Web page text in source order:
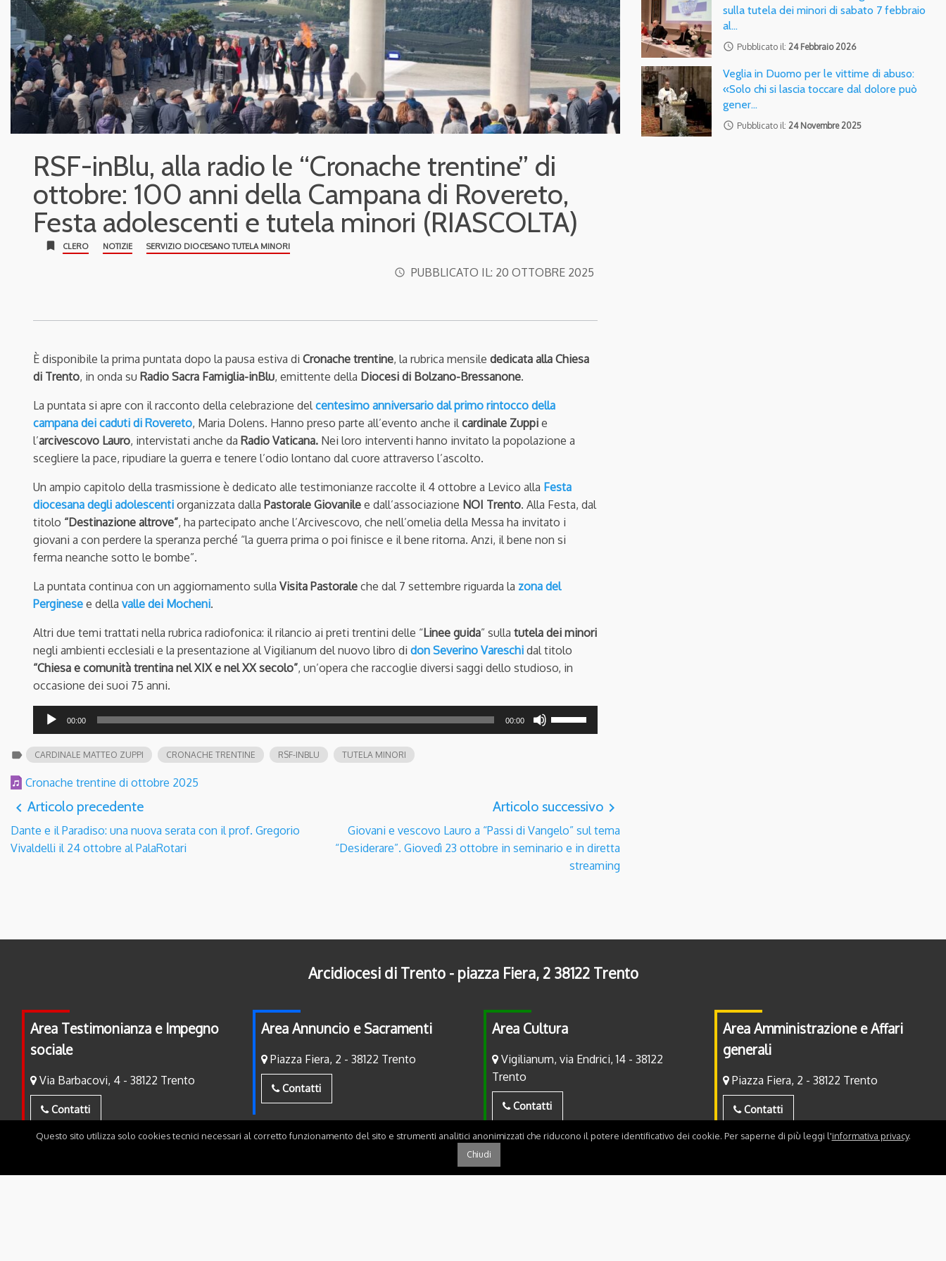
RSF-inBlu, alla radio le “Cronache trentine” di
ottobre: 100 anni della Campana di Rovereto,
Festa adolescenti e tutela minori (RIASCOLTA)
bookmark CLERO NOTIZIE SERVIZIO DIOCESANO TUTELA MINORI
access_time PUBBLICATO IL: 20 OTTOBRE 2025
È disponibile la prima puntata dopo la pausa estiva di Cronache trentine, la rubrica mensile dedicata alla Chiesa
di Trento, in onda su Radio Sacra Famiglia-inBlu, emittente della Diocesi di Bolzano-Bressanone.
La puntata si apre con il racconto della celebrazione delcentesimo anniversario dal primo rintocco della
campana dei caduti di Rovereto, Maria Dolens. Hanno preso parte all’evento anche ilcardinale Zuppi e
l’arcivescovo Lauro, intervistati anche da Radio Vaticana. Nei loro interventi hanno invitato la popolazione a
scegliere la pace, ripudiare la guerra e tenere l’odio lontano dal cuore attraverso l’ascolto.
Un ampio capitolo della trasmissione è dedicato alle testimonianze raccolte il 4 ottobre a Levico alla Festa
diocesana degli adolescenti organizzata dalla Pastorale Giovanile e dall’associazione NOI Trento. Alla Festa, dal
titolo “Destinazione altrove”, ha partecipato anche l’Arcivescovo, che nell’omelia della Messa ha invitato i
giovani a con perdere la speranza perché “la guerra prima o poi finisce e il bene ritorna. Anzi, il bene non si
ferma neanche sotto le bombe”.
La puntata continua con un aggiornamento sulla Visita Pastorale che dal 7 settembre riguarda la zona del
Perginese e della valle dei Mocheni.
Altri due temi trattati nella rubrica radiofonica: il rilancio ai preti trentini delle “Linee guida” sulla tutela dei minori
negli ambienti ecclesiali e la presentazione al Vigilianum del nuovo libro di don Severino Vareschi dal titolo
“Chiesa e comunità trentina nel XIX e nel XX secolo”, un’opera che raccoglie diversi saggi dello studioso, in
occasione dei suoi 75 anni.
Audio
Player
00:00 00:00
i
per
o
diminuire
label CARDINALE MATTEO ZUPPI CRONACHE TRENTINE RSF-INBLU TUTELA MINORI
Cronache trentine di ottobre 2025
navigate_before Articolo precedente
Dante e il Paradiso: una nuova serata con il prof. Gregorio
Vivaldelli il 24 ottobre al PalaRotari
Articolo successivo navigate_next
Giovani e vescovo Lauro a “Passi di Vangelo” sul tema
“Desiderare”. Giovedì 23 ottobre in seminario e in diretta
streaming
sulla tutela dei minori di sabato 7 febbraio
al…
access_time Pubblicato il: 24 Febbraio 2026
Veglia in Duomo per le vittime di abuso:
«Solo chi si lascia toccare dal dolore può
gener…
access_time Pubblicato il: 24 Novembre 2025
Arcidiocesi di Trento - piazza Fiera, 2 38122 Trento
Area Testimonianza e Impegno
sociale
Via Barbacovi, 4 - 38122 Trento
Contatti
Area Annuncio e Sacramenti
Piazza Fiera, 2 - 38122 Trento
Contatti
Area Cultura
Vigilianum, via Endrici, 14 - 38122
Trento
Contatti
Area Amministrazione e Affari
generali
Piazza Fiera, 2 - 38122 Trento
Contatti
Questo sito utilizza solo cookies tecnici necessari al corretto funzionamento del sito e strumenti analitici anonimizzati che riducono il potere identificativo dei cookie. Per saperne di più leggi l'informativa privacy.
Chiudi